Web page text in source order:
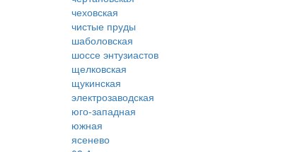
чеховская
чистые пруды
шаболовская
шоссе энтузиастов
щелковская
щукинская
электрозаводская
юго-западная
южная
ясенево